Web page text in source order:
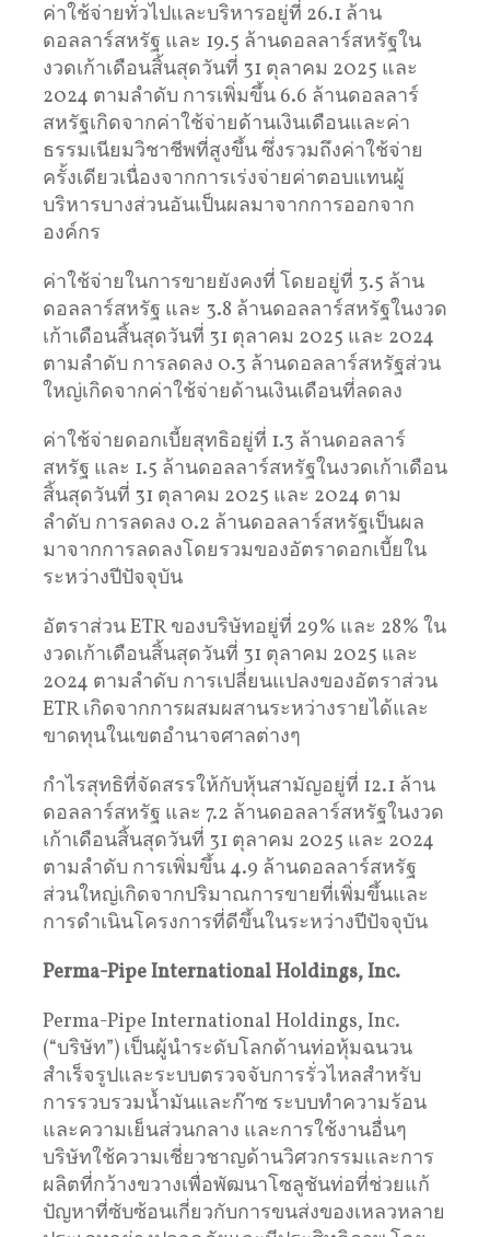
ค่าใช้จ่ายทั่วไปและบริหารอยู่ที่ 26.1 ล้าน
ดอลลาร์สหรัฐ และ 19.5 ล้านดอลลาร์สหรัฐใน
งวดเก้าเดือนสิ้นสุดวันที่ 31 ตุลาคม 2025 และ
2024 ตามลำดับ การเพิ่มขึ้น 6.6 ล้านดอลลาร์
สหรัฐเกิดจากค่าใช้จ่ายด้านเงินเดือนและค่า
ธรรมเนียมวิชาชีพที่สูงขึ้น ซึ่งรวมถึงค่าใช้จ่าย
ครั้งเดียวเนื่องจากการเร่งจ่ายค่าตอบแทนผู้
บริหารบางส่วนอันเป็นผลมาจากการออกจาก
องค์กร
ค่าใช้จ่ายในการขายยังคงที่ โดยอยู่ที่ 3.5 ล้าน
ดอลลาร์สหรัฐ และ 3.8 ล้านดอลลาร์สหรัฐในงวด
เก้าเดือนสิ้นสุดวันที่ 31 ตุลาคม 2025 และ 2024
ตามลำดับ การลดลง 0.3 ล้านดอลลาร์สหรัฐส่วน
ใหญ่เกิดจากค่าใช้จ่ายด้านเงินเดือนที่ลดลง
ค่าใช้จ่ายดอกเบี้ยสุทธิอยู่ที่ 1.3 ล้านดอลลาร์
สหรัฐ และ 1.5 ล้านดอลลาร์สหรัฐในงวดเก้าเดือน
สิ้นสุดวันที่ 31 ตุลาคม 2025 และ 2024 ตาม
ลำดับ การลดลง 0.2 ล้านดอลลาร์สหรัฐเป็นผล
มาจากการลดลงโดยรวมของอัตราดอกเบี้ยใน
ระหว่างปีปัจจุบัน
อัตราส่วน ETR ของบริษัทอยู่ที่ 29% และ 28% ใน
งวดเก้าเดือนสิ้นสุดวันที่ 31 ตุลาคม 2025 และ
2024 ตามลำดับ การเปลี่ยนแปลงของอัตราส่วน
ETR เกิดจากการผสมผสานระหว่างรายได้และ
ขาดทุนในเขตอำนาจศาลต่างๆ
กำไรสุทธิที่จัดสรรให้กับหุ้นสามัญอยู่ที่ 12.1 ล้าน
ดอลลาร์สหรัฐ และ 7.2 ล้านดอลลาร์สหรัฐในงวด
เก้าเดือนสิ้นสุดวันที่ 31 ตุลาคม 2025 และ 2024
ตามลำดับ การเพิ่มขึ้น 4.9 ล้านดอลลาร์สหรัฐ
ส่วนใหญ่เกิดจากปริมาณการขายที่เพิ่มขึ้นและ
การดำเนินโครงการที่ดีขึ้นในระหว่างปีปัจจุบัน
Perma-Pipe International Holdings, Inc.
Perma-Pipe International Holdings, Inc.
(“บริษัท”) เป็นผู้นำระดับโลกด้านท่อหุ้มฉนวน
สำเร็จรูปและระบบตรวจจับการรั่วไหลสำหรับ
การรวบรวมน้ำมันและก๊าซ ระบบทำความร้อน
และความเย็นส่วนกลาง และการใช้งานอื่นๆ
บริษัทใช้ความเชี่ยวชาญด้านวิศวกรรมและการ
ผลิตที่กว้างขวางเพื่อพัฒนาโซลูชันท่อที่ช่วยแก้
ปัญหาที่ซับซ้อนเกี่ยวกับการขนส่งของเหลวหลาย